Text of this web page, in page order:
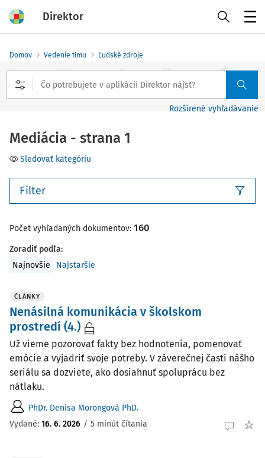
Direktor
Domov Vedenie tímu Ľudské zdroje
Rozšírené vyhľadávanie
Mediácia - strana 1
Sledovať kategóriu
Filter
Počet vyhľadaných dokumentov: 160
Zoradiť podľa:
Najnovšie
Najstaršie
ČLÁNKY
Nenásilná komunikácia v školskom
prostredí (4.)
Už vieme pozorovať fakty bez hodnotenia, pomenovať
emócie a vyjadriť svoje potreby. V záverečnej časti nášho
seriálu sa dozviete, ako dosiahnuť spoluprácu bez
nátlaku.
PhDr. Denisa Morongová PhD.
Vydané: 16. 6. 2026 / 5 minút čítania